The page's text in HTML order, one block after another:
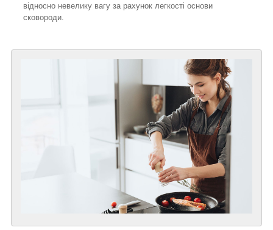
відносно невелику вагу за рахунок легкості основи
сковороди.